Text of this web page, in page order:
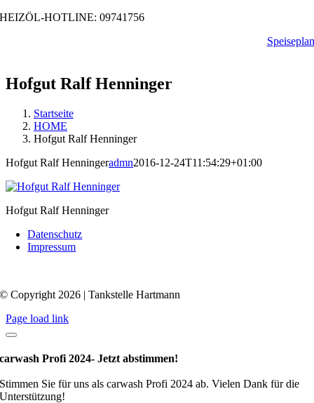
Zum
HEIZÖL-HOTLINE: 09741756
Speiseplan
Hofgut Ralf Henninger
Startseite
HOME
Hofgut Ralf Henninger
Hofgut Ralf Henningeradmn2016-12-24T11:54:29+01:00
Hofgut Ralf Henninger
Datenschutz
Impressum
© Copyright 2026 | Tankstelle Hartmann
Page load link
carwash Profi 2024- Jetzt abstimmen!
Stimmen Sie für uns als carwash Profi 2024 ab. Vielen Dank für die
Unterstützung!